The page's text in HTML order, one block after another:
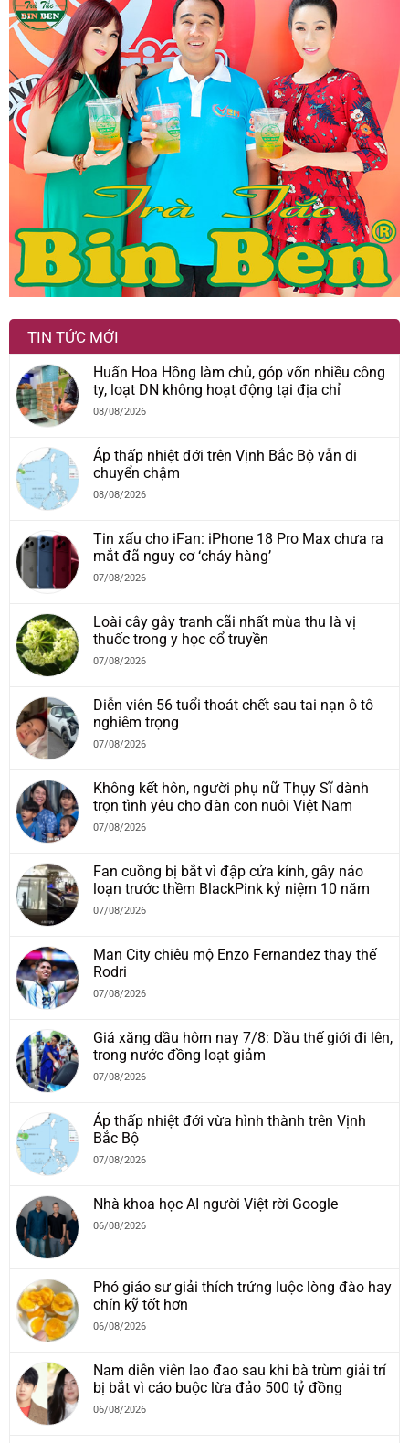
TIN TỨC MỚI
Huấn Hoa Hồng làm chủ, góp vốn nhiều công
ty, loạt DN không hoạt động tại địa chỉ
08/08/2026
Áp thấp nhiệt đới trên Vịnh Bắc Bộ vẫn di
chuyển chậm
08/08/2026
Tin xấu cho iFan: iPhone 18 Pro Max chưa ra
mắt đã nguy cơ ‘cháy hàng’
07/08/2026
Loài cây gây tranh cãi nhất mùa thu là vị
thuốc trong y học cổ truyền
07/08/2026
Diễn viên 56 tuổi thoát chết sau tai nạn ô tô
nghiêm trọng
07/08/2026
Không kết hôn, người phụ nữ Thụy Sĩ dành
trọn tình yêu cho đàn con nuôi Việt Nam
07/08/2026
Fan cuồng bị bắt vì đập cửa kính, gây náo
loạn trước thềm BlackPink kỷ niệm 10 năm
07/08/2026
Man City chiêu mộ Enzo Fernandez thay thế
Rodri
07/08/2026
Giá xăng dầu hôm nay 7/8: Dầu thế giới đi lên,
trong nước đồng loạt giảm
07/08/2026
Áp thấp nhiệt đới vừa hình thành trên Vịnh
Bắc Bộ
07/08/2026
Nhà khoa học AI người Việt rời Google
06/08/2026
Phó giáo sư giải thích trứng luộc lòng đào hay
chín kỹ tốt hơn
06/08/2026
Nam diễn viên lao đao sau khi bà trùm giải trí
bị bắt vì cáo buộc lừa đảo 500 tỷ đồng
06/08/2026